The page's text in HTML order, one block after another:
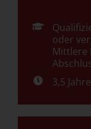
oder
Mittlere
3,5